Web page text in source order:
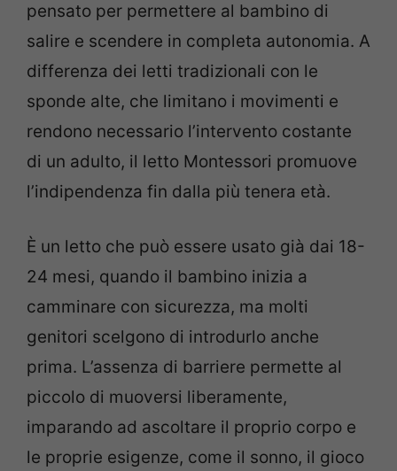
pensato per permettere al bambino di
salire e scendere in completa autonomia. A
differenza dei letti tradizionali con le
sponde alte, che limitano i movimenti e
rendono necessario l’intervento costante
di un adulto, il letto Montessori promuove
l’indipendenza fin dalla più tenera età.
È un letto che può essere usato già dai 18-
24 mesi, quando il bambino inizia a
camminare con sicurezza, ma molti
genitori scelgono di introdurlo anche
prima. L’assenza di barriere permette al
piccolo di muoversi liberamente,
imparando ad ascoltare il proprio corpo e
le proprie esigenze, come il sonno, il gioco